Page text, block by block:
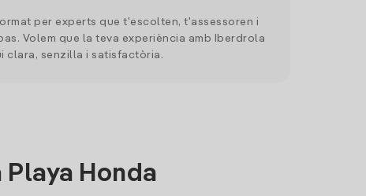
per experts que t'escolten, t'assessoren i
Volem que la teva experiència amb Iberdrola
clara, senzilla i satisfactòria.
Honda